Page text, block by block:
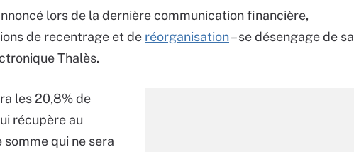
lors de la dernière communication financière,
de recentrage et de réorganisation– se désengage de sa
Thalès.
les 20,8% de
récupère au
qui ne sera